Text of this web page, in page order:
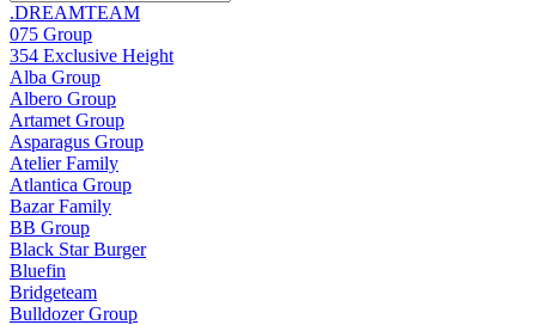
.DREAMTEAM
075 Group
354 Exclusive Height
Alba Group
Albero Group
Artamet Group
Asparagus Group
Atelier Family
Atlantica Group
Bazar Family
BB Group
Black Star Burger
Bluefin
Bridgeteam
Bulldozer Group